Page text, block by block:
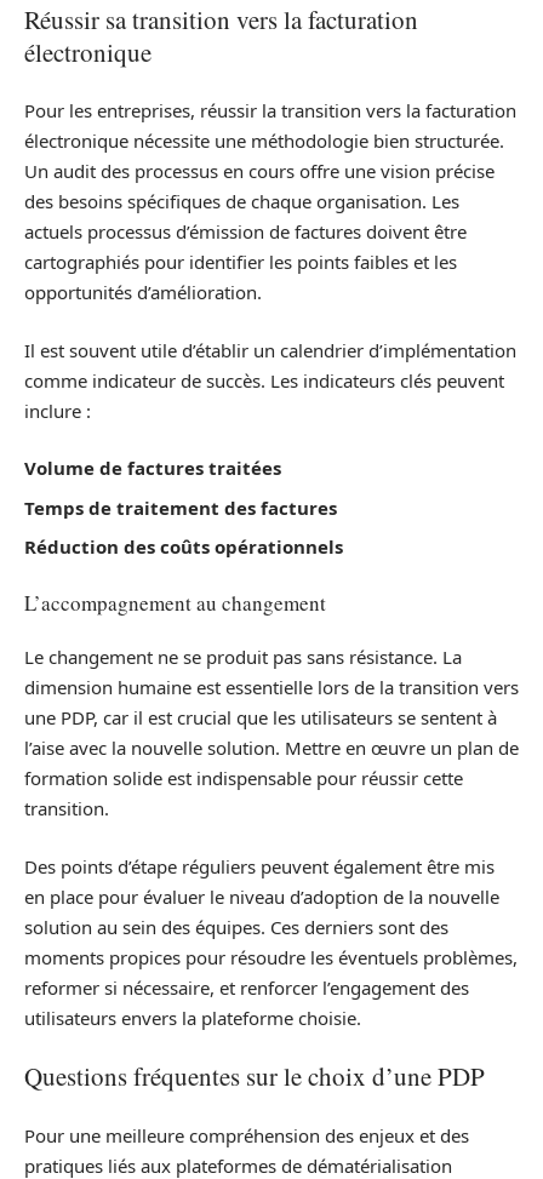
Réussir sa transition vers la facturation
électronique
Pour les entreprises, réussir la transition vers la facturation
électronique nécessite une méthodologie bien structurée.
Un audit des processus en cours offre une vision précise
des besoins spécifiques de chaque organisation. Les
actuels processus d’émission de factures doivent être
cartographiés pour identifier les points faibles et les
opportunités d’amélioration.
Il est souvent utile d’établir un calendrier d’implémentation
comme indicateur de succès. Les indicateurs clés peuvent
inclure :
Volume de factures traitées
Temps de traitement des factures
Réduction des coûts opérationnels
L’accompagnement au changement
Le changement ne se produit pas sans résistance. La
dimension humaine est essentielle lors de la transition vers
une PDP, car il est crucial que les utilisateurs se sentent à
l’aise avec la nouvelle solution. Mettre en œuvre un plan de
formation solide est indispensable pour réussir cette
transition.
Des points d’étape réguliers peuvent également être mis
en place pour évaluer le niveau d’adoption de la nouvelle
solution au sein des équipes. Ces derniers sont des
moments propices pour résoudre les éventuels problèmes,
reformer si nécessaire, et renforcer l’engagement des
utilisateurs envers la plateforme choisie.
Questions fréquentes sur le choix d’une PDP
Pour une meilleure compréhension des enjeux et des
pratiques liés aux plateformes de dématérialisation